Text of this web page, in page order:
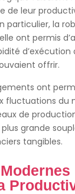
de leur
particulier, la
ont permis
offrir.
ont
fluctuations du
de
grande
tangibles.